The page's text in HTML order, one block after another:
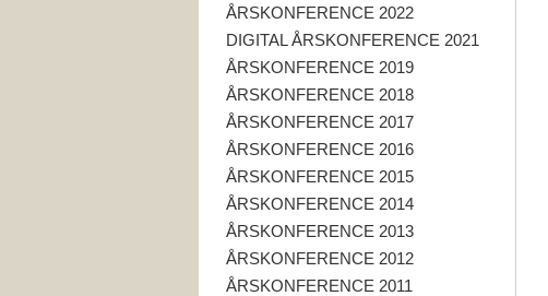
ÅRSKONFERENCE 2022
DIGITAL ÅRSKONFERENCE 2021
ÅRSKONFERENCE 2019
ÅRSKONFERENCE 2018
ÅRSKONFERENCE 2017
ÅRSKONFERENCE 2016
ÅRSKONFERENCE 2015
ÅRSKONFERENCE 2014
ÅRSKONFERENCE 2013
ÅRSKONFERENCE 2012
ÅRSKONFERENCE 2011